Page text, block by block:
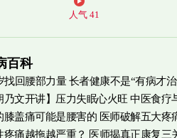
人气 41
百科
找回腰部力量 长者健康不是“有病才治
乃文开讲】压力失眠心火旺 中医食疗
膝盖痛可能是腰害的 医师破解五大疼
疼痛越拖越严重？ 医师揭真正康复三